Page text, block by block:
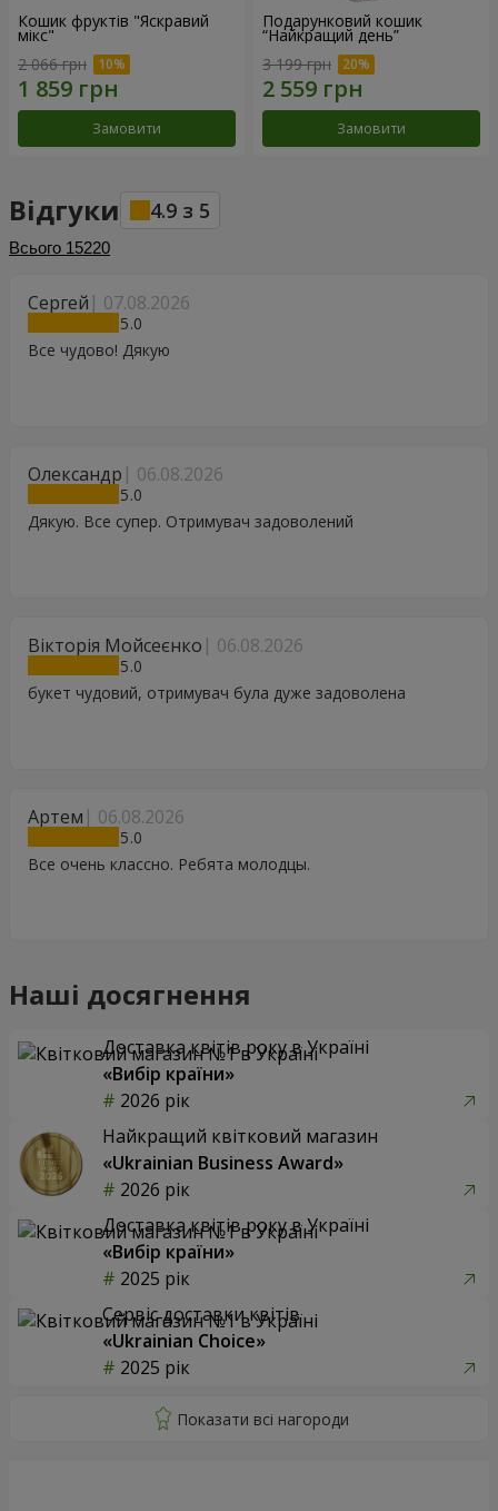
Кошик фруктів "Яскравий
мікс"
2 066 грн
Замовити
Подарунковий кошик
“Найкращий день”
3 199 грн
Замовити
Відгуки 4.9 з 5
Всього 15220
Сергей 07.08.2026
5
Все чудово! Дякую
Олександр 06.08.2026
5
Дякую. Все супер. Отримувач задоволений
Вікторія Мойсеєнко 06.08.2026
5
букет чудовий, отримувач була дуже задоволена
Артем 06.08.2026
5
Все очень классно. Ребята молодцы.
Наші досягнення
Доставка квітів року в Україні
«Вибір країни»
2026 рік
Найкращий квітковий магазин
«Ukrainian Business Award»
2026 рік
Доставка квітів року в Україні
«Вибір країни»
2025 рік
Сервіс доставки квітів
«Ukrainian Choice»
2025 рік